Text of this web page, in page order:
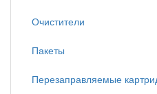
Очистители
Пакеты
Перезаправляемые